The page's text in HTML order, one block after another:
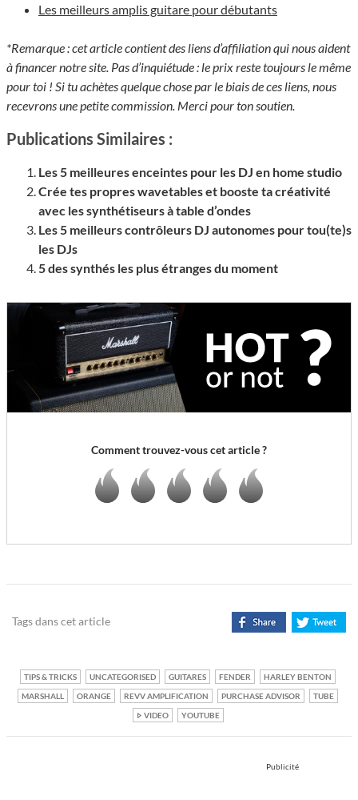
Les meilleurs amplis guitare pour débutants
*Remarque : cet article contient des liens d’affiliation qui nous aident
à financer notre site. Pas d’inquiétude : le prix reste toujours le même
pour toi ! Si tu achètes quelque chose par le biais de ces liens, nous
recevrons une petite commission. Merci pour ton soutien.
Publications Similaires :
Les 5 meilleures enceintes pour les DJ en home studio
Crée tes propres wavetables et booste ta créativité
avec les synthétiseurs à table d’ondes
Les 5 meilleurs contrôleurs DJ autonomes pour tou(te)s
les DJs
5 des synthés les plus étranges du moment
Comment trouvez-vous cet article ?
Tags dans cet article
TIPS & TRICKS UNCATEGORISED GUITARES FENDER
HARLEY BENTON
MARSHALL
ORANGE REVV AMPLIFICATION PURCHASE ADVISOR
TUBE
VIDEO
YOUTUBE
Publicité